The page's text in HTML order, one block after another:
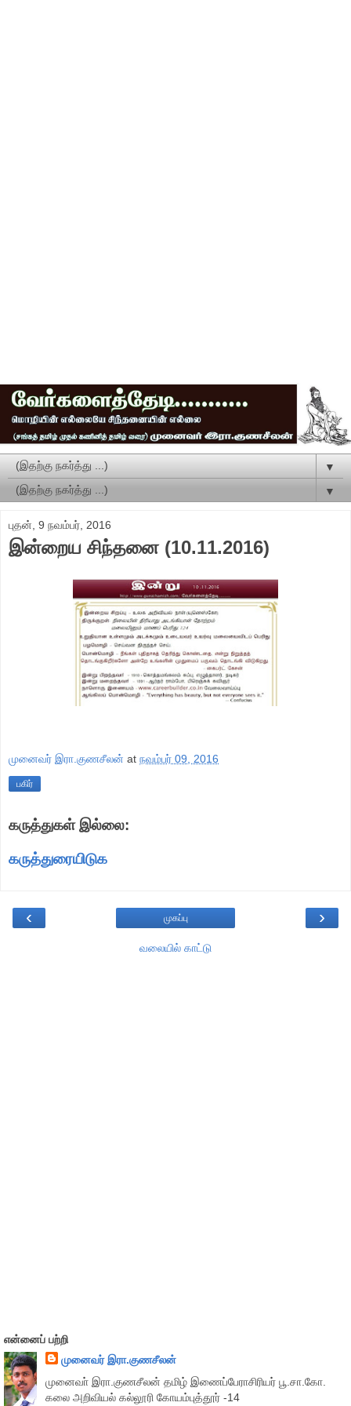
▼
▼
புதன், 9 நவம்பர், 2016
இன்றைய சிந்தனை (10.11.2016)
முனைவர் இரா.குணசீலன் at நவம்பர் 09, 2016
பகிர்
கருத்துகள் இல்லை:
கருத்துரையிடுக
‹ ›
முகப்பு
வலையில் காட்டு
என்னைப் பற்றி
முனைவர் இரா.குணசீலன்
முனைவா் இரா.குணசீலன் தமிழ் இணைப்பேராசிரியர் பூ.சா.கோ.
கலை அறிவியல் கல்லூரி கோயம்புத்தூர் -14